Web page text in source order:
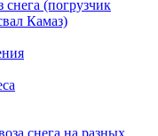
снега (погрузчик
Камаз)
снега на разных